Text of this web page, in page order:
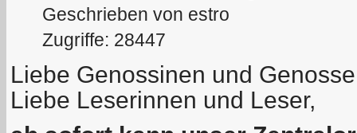
Geschrieben von estro
Zugriffe: 28447
Liebe Genossinen und
Liebe Leserinnen und Leser,